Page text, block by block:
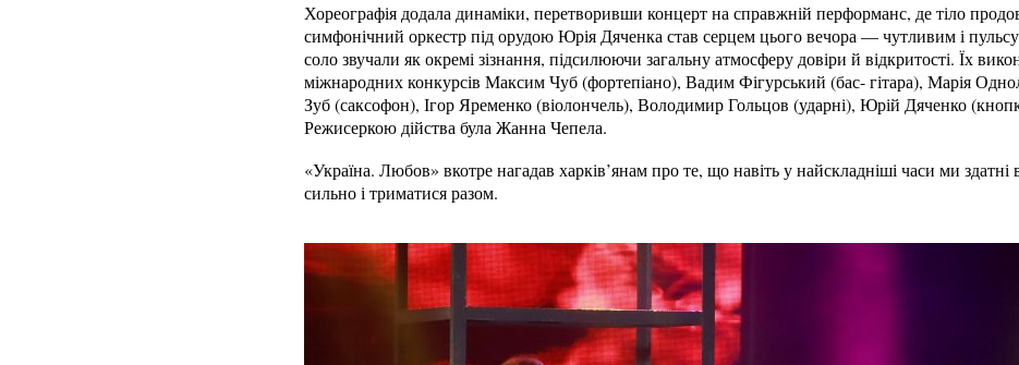
Хореографія додала динаміки, перетворивши концерт на справжній перформанс, де тіло
симфонічний оркестр під орудою Юрія Дяченка став серцем цього вечора — чутливим і
соло звучали як окремі зізнання, підсилюючи загальну атмосферу довіри й відкритості. Їх
міжнародних конкурсів Максим Чуб (фортепіано), Вадим Фігурський (бас- гітара), Марія
Зуб (саксофон), Ігор Яременко (віолончель), Володимир Гольцов (ударні), Юрій Дяченко
Режисеркою дійства була Жанна Чепела.
«Україна. Любов» вкотре нагадав харків’янам про те, що навіть у найскладніші часи ми
сильно і триматися разом.